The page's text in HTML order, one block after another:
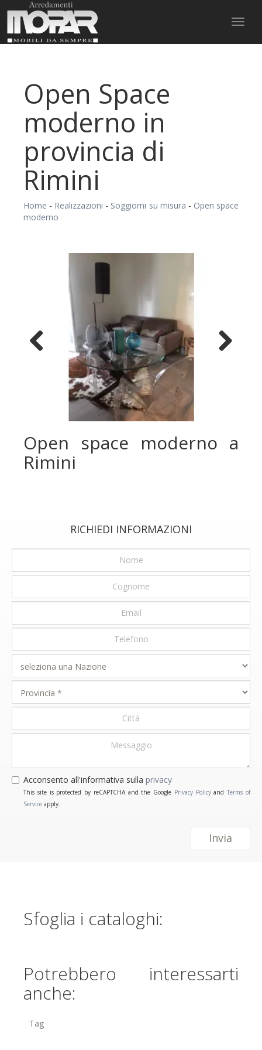
Open Space
moderno in
provincia di
Rimini
Home - Realizzazioni - Soggiorni su misura - Open space
moderno
Open space moderno a
Rimini
RICHIEDI INFORMAZIONI
Acconsento all'informativa sulla privacy
This site is protected by reCAPTCHA and the Google Privacy PolicyandTerms of
Service apply.
Invia
Sfoglia i cataloghi:
Potrebbero interessarti
anche:
Tag